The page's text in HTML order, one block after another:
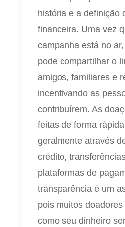
história e a definição
financeira. Uma vez
campanha está no
pode compartilhar o
amigos, familiares e
incentivando as
contribuírem. As
feitas de forma
geralmente através
crédito,
plataformas de
transparência é um
pois muitos
como seu dinheiro